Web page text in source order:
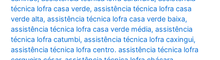
técnica lofra casa verde,assistência técnica lofra casa
verde alta,assistência técnica lofra casa verde baixa,
assistência técnica lofra casa verde média,assistência
técnica lofra catumbi,assistência técnica lofra caxingui,
assistência técnica lofra centro. assistência técnica lofra